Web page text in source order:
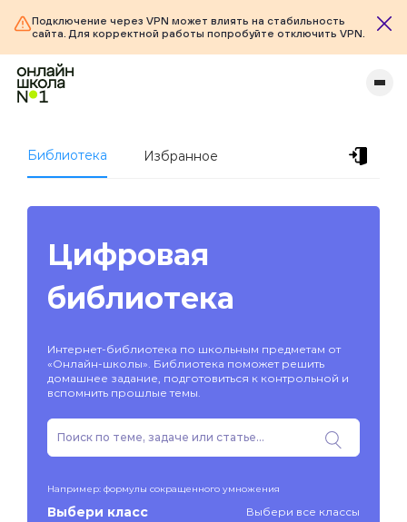
Подключение через VPN может влиять на стабильность
сайта. Для корректной работы попробуйте отключить VPN.
Библиотека Избранное
Цифровая
библиотека
Интернет-библиотека по школьным предметам от
«Онлайн-школы». Библиотека поможет решить
домашнее задание, подготовиться к контрольной и
вспомнить прошлые темы.
Например: формулы сокращенного умножения
Выбери класс Выбери все классы